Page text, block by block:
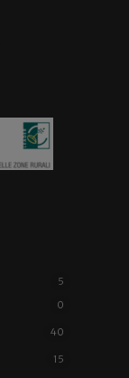
5
0
40
15